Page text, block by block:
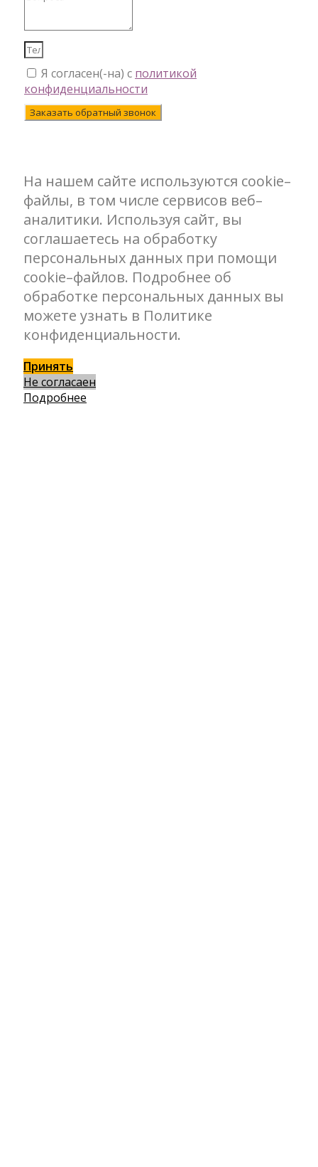
Я согласен(-на) с политикой
конфиденциальности
Заказать обратный звонок
На нашем сайте используются cookie–
файлы, в том числе сервисов веб–
аналитики. Используя сайт, вы
соглашаетесь на обработку
персональных данных при помощи
cookie–файлов. Подробнее об
обработке персональных данных вы
можете узнать в Политике
конфиденциальности.
Принять
Не согласаен
Подробнее